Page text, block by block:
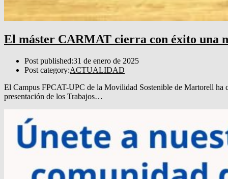
El máster CARMAT cierra con éxito una
Post published:31 de enero de 2025
Post category:ACTUALIDAD
El Campus FPCAT-UPC de la Movilidad Sostenible de Martorell
presentación de los Trabajos…